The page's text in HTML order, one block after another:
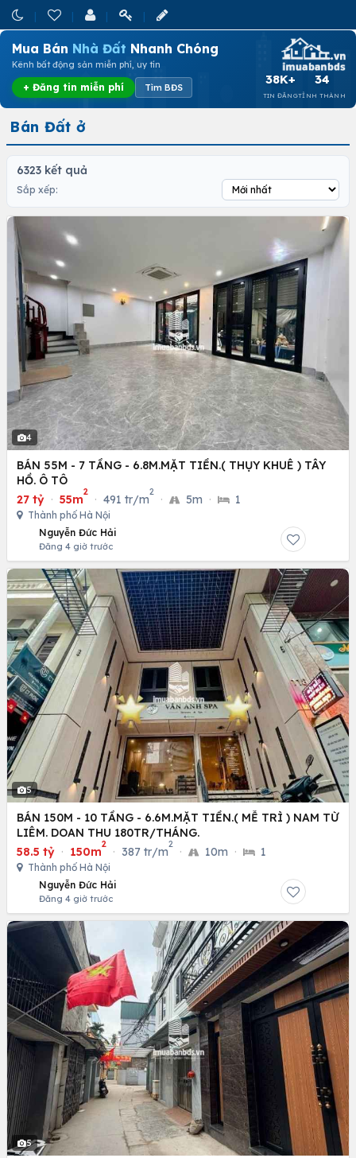
Mua Bán Nhà Đất Nhanh Chóng
Kênh bất động sản miễn phí, uy tín
+ Đăng tin miễn phí Tìm BĐS
38K+
TIN ĐĂNG
34
TỈNH THÀNH
Bán Đất ở
6323 kết quả
Sắp xếp:
4
BÁN 55M - 7 TẦNG - 6.8M.MẶT TIỀN.( THỤY KHUÊ ) TÂY
HỒ. Ô TÔ
27 tỷ · 55m
2
· 491 tr/m
2
· 5m · 1
Thành phố Hà Nội
Nguyễn Đức Hải
Đăng 4 giờ trước
5
BÁN 150M - 10 TẦNG - 6.6M.MẶT TIỀN.( MỄ TRÌ ) NAM TỪ
LIÊM. DOAN THU 180TR/THÁNG.
58.5 tỷ · 150m
2
· 387 tr/m
2
· 10m · 1
Thành phố Hà Nội
Nguyễn Đức Hải
Đăng 4 giờ trước
5